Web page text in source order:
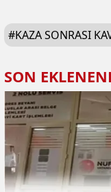
#KAZA SONRASI
SON